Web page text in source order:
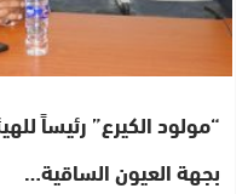
“مولود الكيرع” رئيساً
بجهة العيون الساقية…